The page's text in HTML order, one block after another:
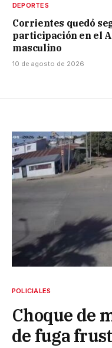
DEPORTES
Corrientes quedó
participación en el
masculino
10 de agosto de 2026
POLICIALES
Choque de
de fuga